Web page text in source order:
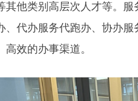
其他类别高层次人才等。
、代办服务代跑办、协办
高效的办事渠道。